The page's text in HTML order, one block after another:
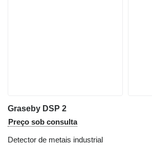
Graseby DSP 2
Preço sob consulta
Detector de metais industrial